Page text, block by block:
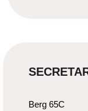
Berg 65C